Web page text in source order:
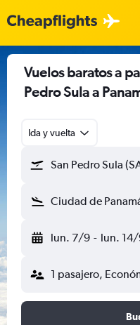
Vuelos baratos a
Pedro Sula a
Ida y vuelta
San Pedro Sula
Ciudad de
lun. 7/9 - lun.
1 pasajero,